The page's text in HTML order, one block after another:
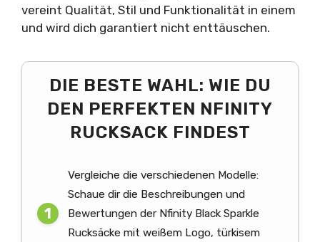
vereint Qualität, Stil und Funktionalität in einem
und wird dich garantiert nicht enttäuschen.
DIE BESTE WAHL: WIE DU
DEN PERFEKTEN NFINITY
RUCKSACK FINDEST
Vergleiche die verschiedenen Modelle:
Schaue dir die Beschreibungen und
Bewertungen der Nfinity Black Sparkle
Rucksäcke mit weißem Logo, türkisem